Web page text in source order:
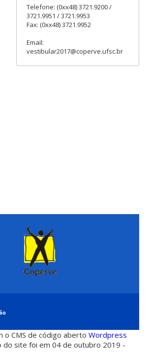
Telefone: (0xx48) 3721.9200 /
3721.9951 / 3721.9953
Fax: (0xx48) 3721.9952
Email:
vestibular2017@coperve.ufsc.br
o CMS de código abertoWordpress
do site foi em 04 de outubro 2019 -